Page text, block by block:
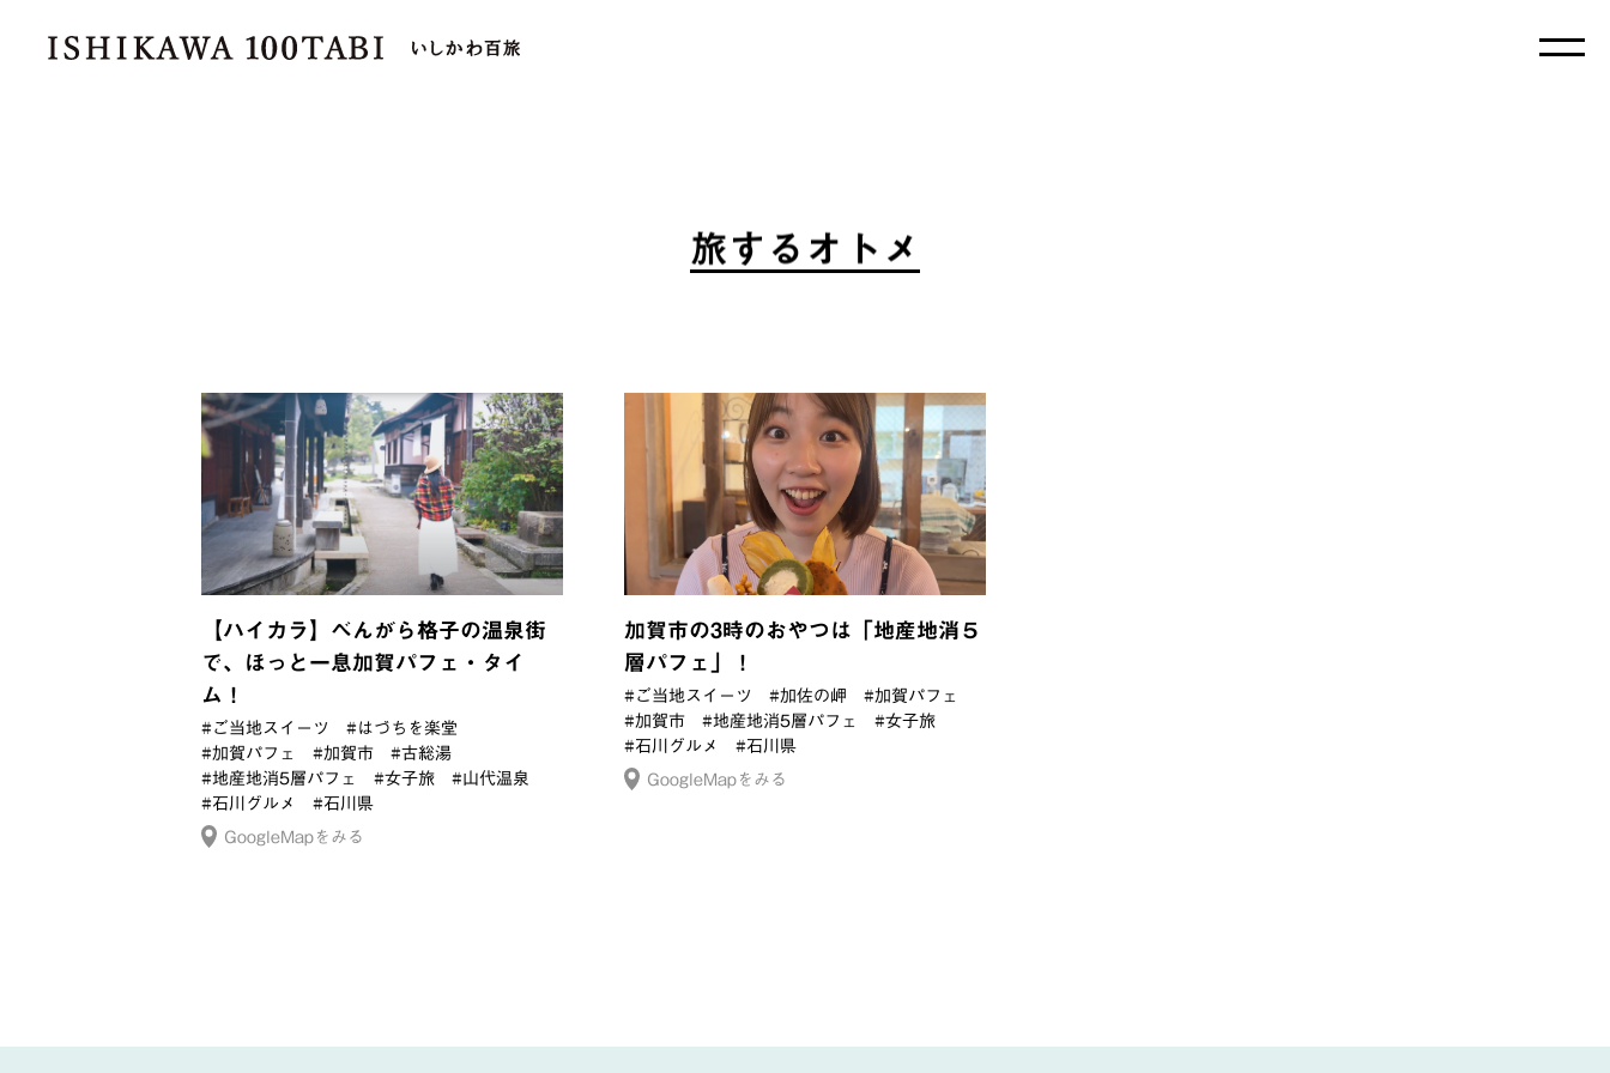
旅す る オ ト メ
【ハイカラ】べんがら格子の温泉街
で、ほっと一息加賀パフェ・タイ
ム！
#ご当地スイーツ
#はづちを楽堂
#加賀パフェ
#加賀市
#古総湯
#地産地消5層パフェ
#女子旅
#山代温泉
#石川グルメ
#石川県
GoogleMapをみる
加賀市の3時のおやつは「地産地消５
層パフェ」！
#ご当地スイーツ #加佐の岬
#加賀パフェ
#加賀市
#地産地消5層パフェ
#女子旅
#石川グルメ
#石川県
GoogleMapをみる